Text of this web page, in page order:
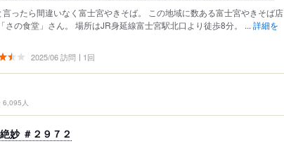
ったら間違いなく富士宮やきそば。 この地域に数ある富士宮やきそば店
さの食堂」さん。 場所はJR身延線富士宮駅北口より徒歩8分。 ... 詳細を
2025/06 訪問 1回
6,095人
妙 ＃２９７２